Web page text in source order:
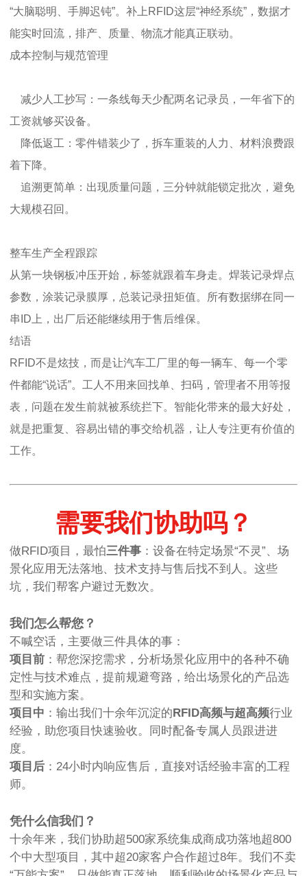
“大脑聪明、手脚迟钝”。补上RFID这层“神经系统”，数据才
能实时回流，排产、质量、物流才能真正联动。
成本控制与规范管理
减少人工抄写：一条线每天少配两名记录员，一年省下的
工资就够买设备。
降低返工：零件错装少了，拆车重装的人力、材料浪费跟
着下降。
追溯更简单：出现质量问题，三分钟就能锁定批次，避免
大规模召回。
整车生产全程跟踪
从第一块钢板冲压开始，标签就跟着车身走。焊装记录焊点
参数，涂装记录膜厚，总装记录扭矩值。所有数据绑在同一
串ID上，出厂后还能继续用于售后维保。
结语
RFID不是炫技，而是让汽车工厂里的每一辆车、每一个零
件都能“说话”。工人不用来回找单、扫码，管理者不用等报
表，问题在发生前就被系统拦下。智能化带来的最大好处，
就是把重复、容易出错的事交给机器，让人专注更有价值的
工作。
需要我们协助吗？
做RFID项目，最怕三件事 ：设备在特定场景“不灵”、场
景化应用无法落地、技术支持与售后找不到人。这些
坑，我们帮客户避过无数次。
我们怎么帮您？
不喊空话，主要做三件具体的事：
项目前 ：帮您深挖需求，分析场景化应用中的各种不确
定性与技术难点，提前规避弯路，给出场景化的产品选
型和实施方案。
项目中 ：输出我们十余年沉淀的RFID高频与超高频行业
经验，助您项目快速验收。同时配备专属人员跟进进
度。
项目后 ：24小时内响应售后，直接对话经验丰富的工程
师。
凭什么信我们？
十余年来，我们协助超500家系统集成商成功落地超800
个中大型项目，其中超20家客户合作超过8年。我们不卖